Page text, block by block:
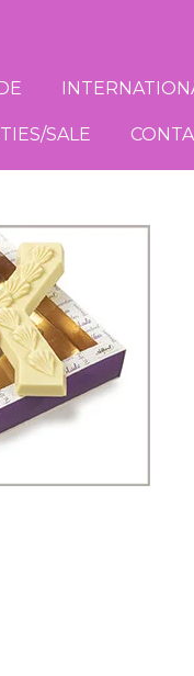
SALE